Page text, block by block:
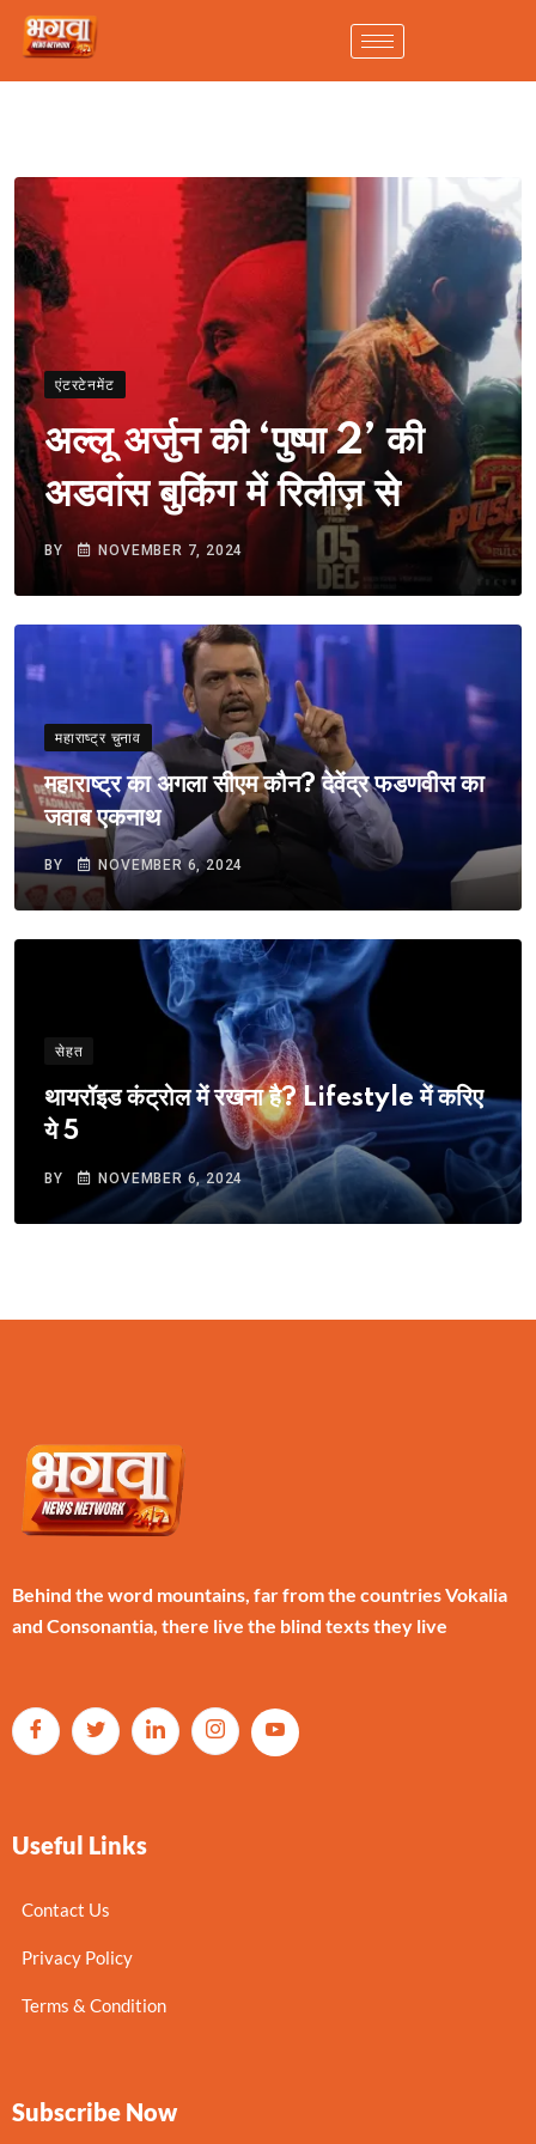
एंटरटेनमेंट
अल्लू अर्जुन की ‘पुष्पा 2’ की
अडवांस बुकिंग में रिलीज़ से
BY NOVEMBER 7, 2024
महाराष्ट्र चुनाव
महाराष्ट्र का अगला सीएम कौन? देवेंद्र फडणवीस का
जवाब एकनाथ
BY NOVEMBER 6, 2024
सेहत
थायरॉइड कंट्रोल में रखना है? Lifestyle में करिए
ये 5
BY NOVEMBER 6, 2024
Behind the word mountains, far from the countries Vokalia
and Consonantia, there live the blind texts they live
Useful Links
Contact Us
Privacy Policy
Terms & Condition
Subscribe Now